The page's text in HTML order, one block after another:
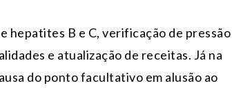
hepatites B e C, verificação de pressão
e atualização de receitas. Já na
do ponto facultativo em alusão ao